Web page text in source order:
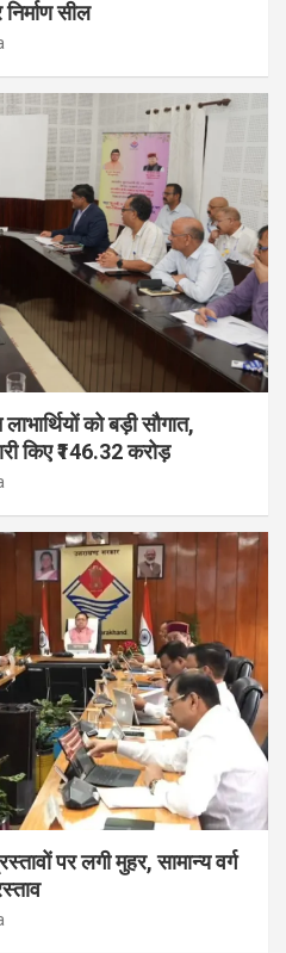
सील
को बड़ी सौगात,
किए ₹146.32 करोड़
पर लगी मुहर, सामान्य वर्ग